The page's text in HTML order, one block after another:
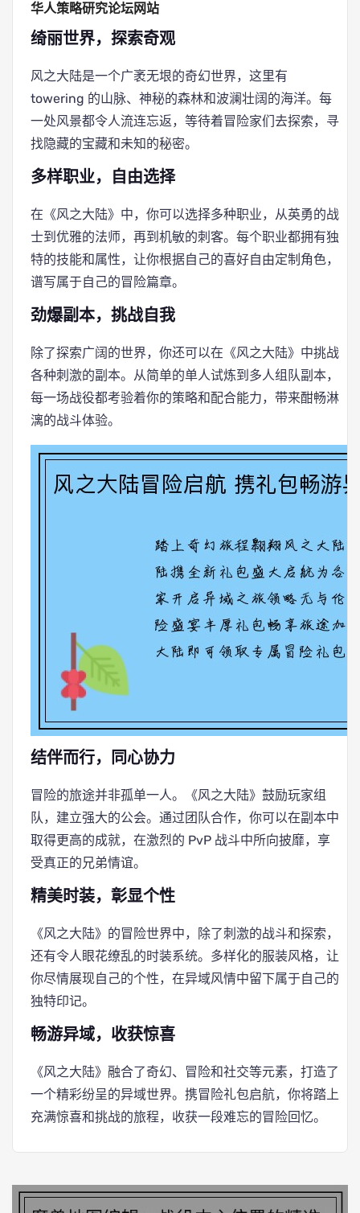
华人策略研究论坛网站
绮丽世界，探索奇观
风之大陆是一个广袤无垠的奇幻世界，这里有
towering 的山脉、神秘的森林和波澜壮阔的海洋。每
一处风景都令人流连忘返，等待着冒险家们去探索，寻
找隐藏的宝藏和未知的秘密。
多样职业，自由选择
在《风之大陆》中，你可以选择多种职业，从英勇的战
士到优雅的法师，再到机敏的刺客。每个职业都拥有独
特的技能和属性，让你根据自己的喜好自由定制角色，
谱写属于自己的冒险篇章。
劲爆副本，挑战自我
除了探索广阔的世界，你还可以在《风之大陆》中挑战
各种刺激的副本。从简单的单人试炼到多人组队副本，
每一场战役都考验着你的策略和配合能力，带来酣畅淋
漓的战斗体验。
结伴而行，同心协力
冒险的旅途并非孤单一人。《风之大陆》鼓励玩家组
队，建立强大的公会。通过团队合作，你可以在副本中
取得更高的成就，在激烈的 PvP 战斗中所向披靡，享
受真正的兄弟情谊。
精美时装，彰显个性
《风之大陆》的冒险世界中，除了刺激的战斗和探索，
还有令人眼花缭乱的时装系统。多样化的服装风格，让
你尽情展现自己的个性，在异域风情中留下属于自己的
独特印记。
畅游异域，收获惊喜
《风之大陆》融合了奇幻、冒险和社交等元素，打造了
一个精彩纷呈的异域世界。携冒险礼包启航，你将踏上
充满惊喜和挑战的旅程，收获一段难忘的冒险回忆。